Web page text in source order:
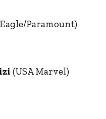
Paramount)
(USA Marvel)